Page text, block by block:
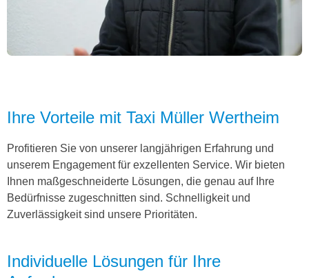
Ihre Vorteile mit Taxi Müller Wertheim
Profitieren Sie von unserer langjährigen Erfahrung und
unserem Engagement für exzellenten Service. Wir bieten
Ihnen maßgeschneiderte Lösungen, die genau auf Ihre
Bedürfnisse zugeschnitten sind. Schnelligkeit und
Zuverlässigkeit sind unsere Prioritäten.
Individuelle Lösungen für Ihre